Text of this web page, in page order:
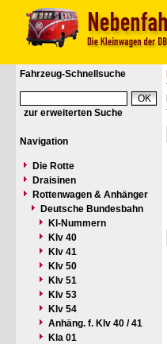
Fahrzeug-Schnellsuche
zur erweiterten Suche
Navigation
Die Rotte
Draisinen
Rottenwagen & Anhänger
Deutsche Bundesbahn
Kl-Nummern
Klv 40
Klv 41
Klv 50
Klv 51
Klv 53
Klv 54
Anhäng. f. Klv 40 / 41
Kla 01